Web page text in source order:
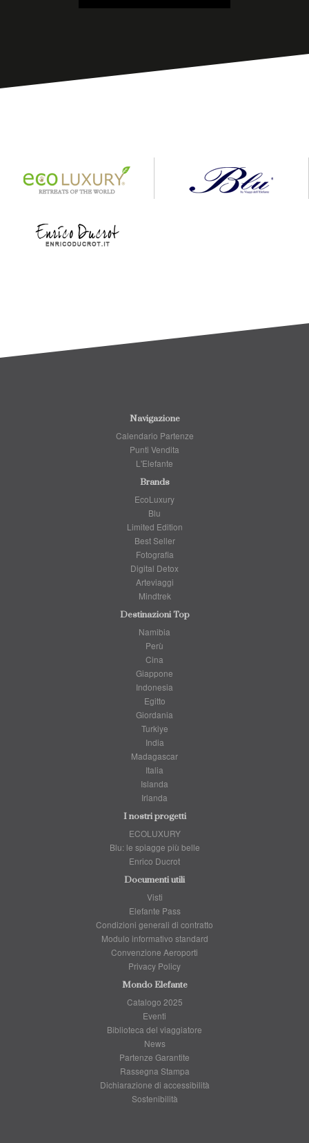
Navigazione
Calendario Partenze
Punti Vendita
L'Elefante
Brands
EcoLuxury
Blu
Limited Edition
Best Seller
Fotografia
Digital Detox
Arteviaggi
Mindtrek
Destinazioni Top
Namibia
Perù
Cina
Giappone
Indonesia
Egitto
Giordania
Turkiye
India
Madagascar
Italia
Islanda
Irlanda
I nostri progetti
ECOLUXURY
Blu: le spiagge più belle
Enrico Ducrot
Documenti utili
Visti
Elefante Pass
Condizioni generali di contratto
Modulo informativo standard
Convenzione Aeroporti
Privacy Policy
Mondo Elefante
Catalogo 2025
Eventi
Biblioteca del viaggiatore
News
Partenze Garantite
Rassegna Stampa
Dichiarazione di accessibilità
Sostenibilità